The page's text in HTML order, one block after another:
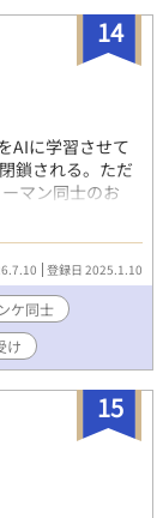
14
AIに学習させて
鎖される。ただ
マン同士のお
思うんですが、
お願いします。
方にご注意下
登録日 2025.1.10
ケ同士
け
15